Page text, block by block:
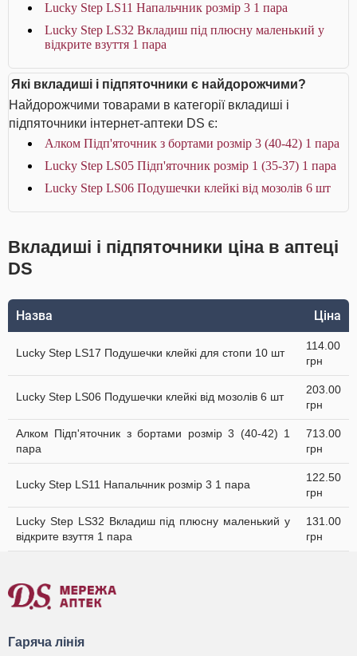
Lucky Step LS11 Напальчник розмір 3 1 пара
Lucky Step LS32 Вкладиш під плюсну маленький у
відкрите взуття 1 пара
Які вкладиші і підпяточники є найдорожчими?
Найдорожчими товарами в категорії вкладиші і
підпяточники інтернет-аптеки DS є:
Алком Підп'яточник з бортами розмір 3 (40-42) 1 пара
Lucky Step LS05 Підп'яточник розмір 1 (35-37) 1 пара
Lucky Step LS06 Подушечки клейкі від мозолів 6 шт
Вкладиші і підпяточники ціна в аптеці
DS
Назва Ціна
Lucky Step LS17 Подушечки клейкі для стопи 10 шт
114.00
грн
Lucky Step LS06 Подушечки клейкі від мозолів 6 шт
203.00
грн
Алком Підп'яточник з бортами розмір 3 (40-42) 1
пара
713.00
грн
Lucky Step LS11 Напальчник розмір 3 1 пара
122.50
грн
Lucky Step LS32 Вкладиш під плюсну маленький у
відкрите взуття 1 пара
131.00
грн
Гаряча лінія